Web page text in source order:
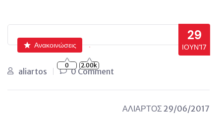
29
ΙΟΎΝ’17
Ανακοινώσεις
aliartos 0 Comment
ΑΛΙΑΡΤΟΣ 29/06/2017
0 2.00k